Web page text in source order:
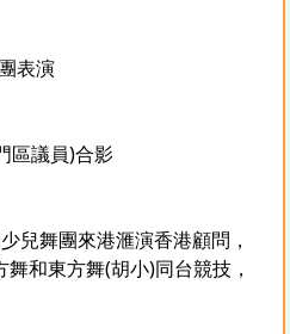
表演
區議員)合影
兒舞團來港滙演香港顧問，
和東方舞(胡小)同台競技，